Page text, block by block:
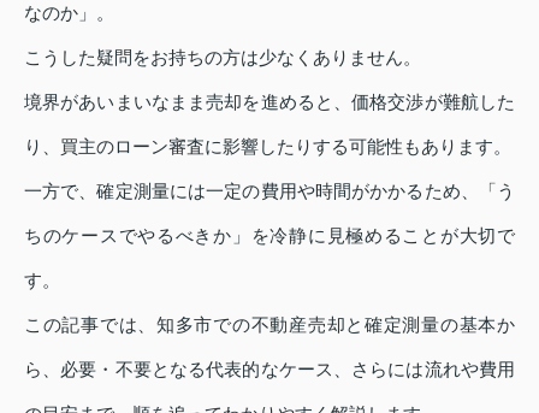
なのか」。
こうした疑問をお持ちの方は少なくありません。
境界があいまいなまま売却を進めると、価格交渉が難航した
り、買主のローン審査に影響したりする可能性もあります。
一方で、確定測量には一定の費用や時間がかかるため、「う
ちのケースでやるべきか」を冷静に見極めることが大切で
す。
この記事では、知多市での不動産売却と確定測量の基本か
ら、必要・不要となる代表的なケース、さらには流れや費用